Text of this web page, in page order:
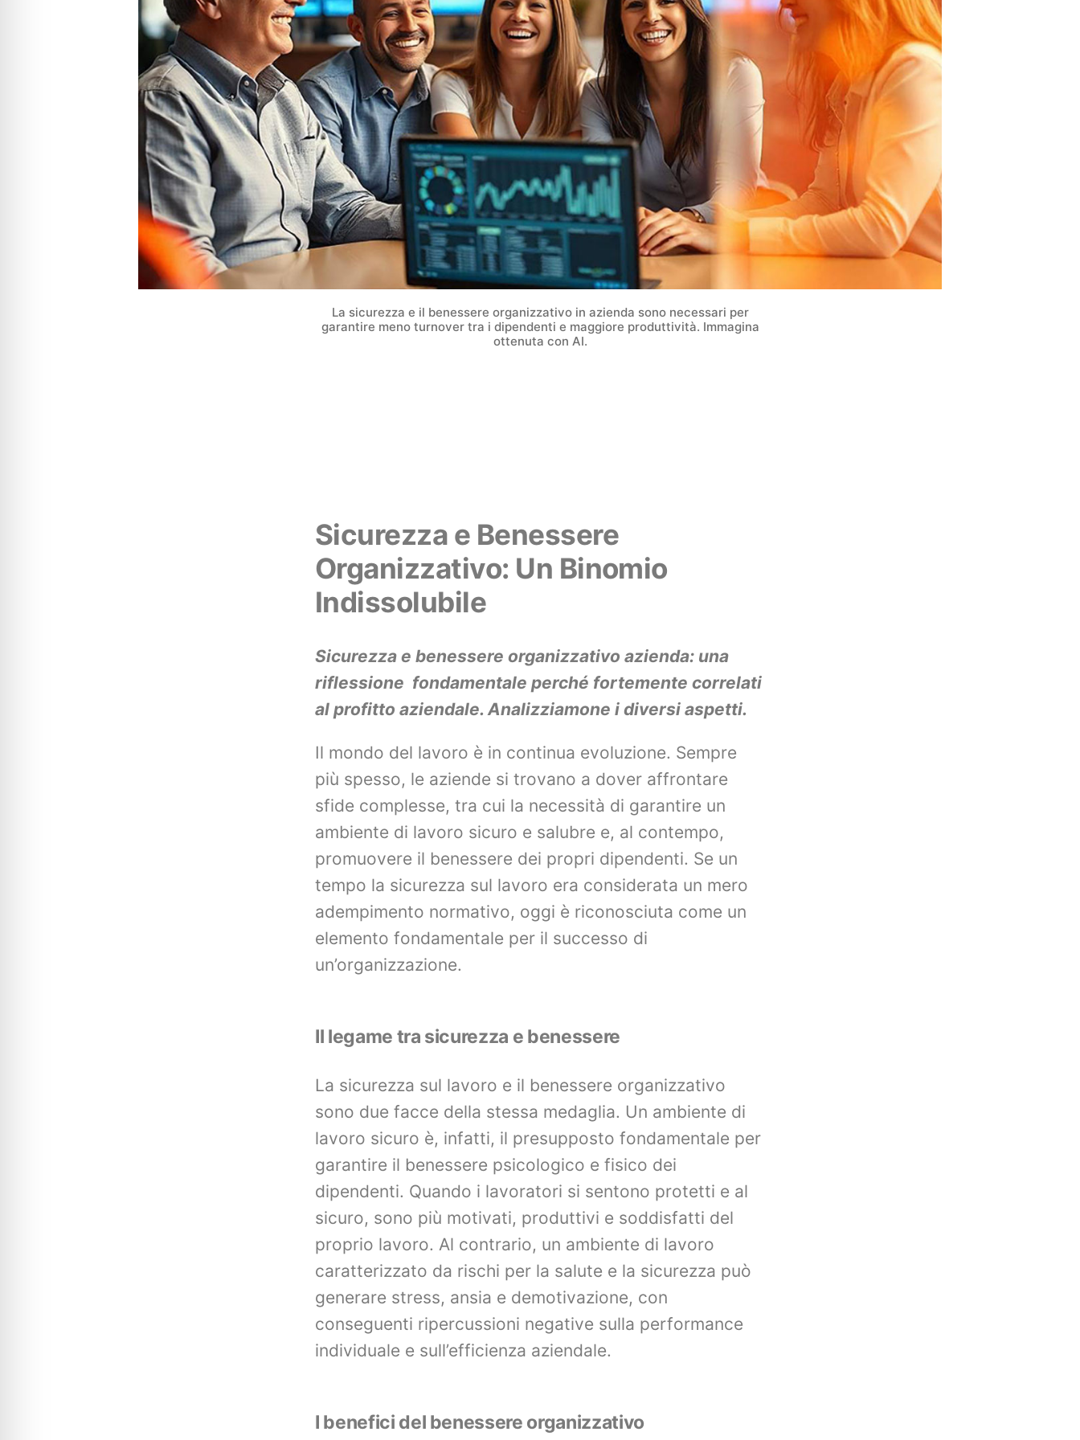
La sicurezza e il benessere organizzativo in azienda sono necessari per
garantire meno turnover tra i dipendenti e maggiore produttività. Immagina
ottenuta con AI.
Sicurezza e Benessere
Organizzativo: Un Binomio
Indissolubile
Sicurezza e benessere organizzativo azienda: una
riflessione fondamentale perché fortemente correlati
al profitto aziendale. Analizziamone i diversi aspetti.
Il mondo del lavoro è in continua evoluzione. Sempre
più spesso, le aziende si trovano a dover affrontare
sfide complesse, tra cui la necessità di garantire un
ambiente di lavoro sicuro e salubre e, al contempo,
promuovere il benessere dei propri dipendenti. Se un
tempo la sicurezza sul lavoro era considerata un mero
adempimento normativo, oggi è riconosciuta come un
elemento fondamentale per il successo di
un’organizzazione.
Il legame tra sicurezza e benessere
La sicurezza sul lavoro e il benessere organizzativo
sono due facce della stessa medaglia. Un ambiente di
lavoro sicuro è, infatti, il presupposto fondamentale per
garantire il benessere psicologico e fisico dei
dipendenti. Quando i lavoratori si sentono protetti e al
sicuro, sono più motivati, produttivi e soddisfatti del
proprio lavoro. Al contrario, un ambiente di lavoro
caratterizzato da rischi per la salute e la sicurezza può
generare stress, ansia e demotivazione, con
conseguenti ripercussioni negative sulla performance
individuale e sull’efficienza aziendale.
I benefici del benessere organizzativo